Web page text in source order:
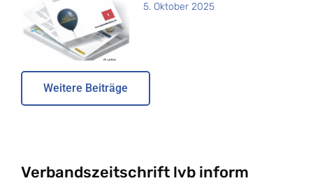
5. Oktober 2025
Weitere Beiträge
Verbandszeitschrift lvb inform